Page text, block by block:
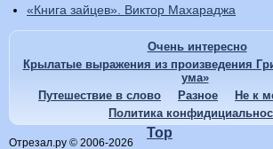
«Книга зайцев». Виктор Махараджа
Очень интересно
Крылатые выражения из произведения
ума»
Путешествие в слово
Разное Не к
Политика
Отрезал.ру © 2006-2026
Top